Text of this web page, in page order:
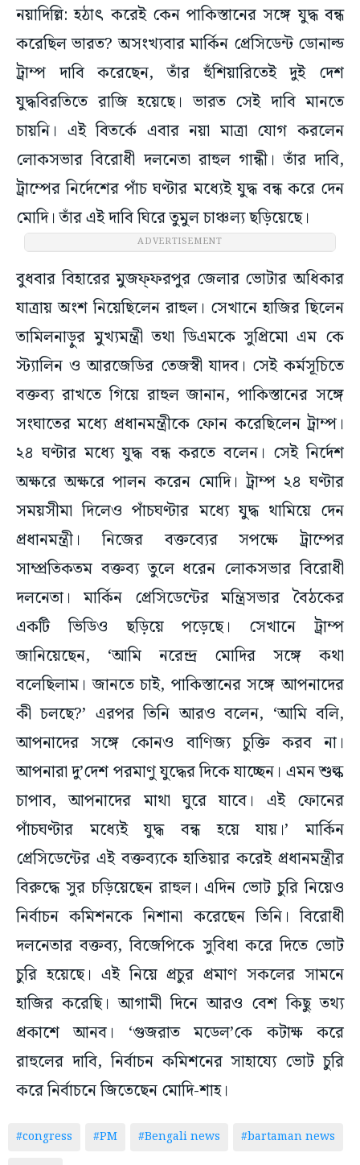
নয়াদিল্লি: হঠাৎ করেই কেন পাকিস্তানের সঙ্গে যুদ্ধ বন্ধ
করেছিল ভারত? অসংখ্যবার মার্কিন প্রেসিডেন্ট ডোনাল্ড
ট্রাম্প দাবি করেছেন, তাঁর হুঁশিয়ারিতেই দুই দেশ
যুদ্ধবিরতিতে রাজি হয়েছে। ভারত সেই দাবি মানতে
চায়নি। এই বিতর্কে এবার নয়া মাত্রা যোগ করলেন
লোকসভার বিরোধী দলনেতা রাহুল গান্ধী। তাঁর দাবি,
ট্রাম্পের নির্দেশের পাঁচ ঘণ্টার মধ্যেই যুদ্ধ বন্ধ করে দেন
মোদি। তাঁর এই দাবি ঘিরে তুমুল চাঞ্চল্য ছড়িয়েছে।
ADVERTISEMENT
বুধবার বিহারের মুজফ্ফরপুর জেলার ভোটার অধিকার
যাত্রায় অংশ নিয়েছিলেন রাহুল। সেখানে হাজির ছিলেন
তামিলনাড়ুর মুখ্যমন্ত্রী তথা ডিএমকে সুপ্রিমো এম কে
স্ট্যালিন ও আরজেডির তেজস্বী যাদব। সেই কর্মসূচিতে
বক্তব্য রাখতে গিয়ে রাহুল জানান, পাকিস্তানের সঙ্গে
সংঘাতের মধ্যে প্রধানমন্ত্রীকে ফোন করেছিলেন ট্রাম্প।
২৪ ঘণ্টার মধ্যে যুদ্ধ বন্ধ করতে বলেন। সেই নির্দেশ
অক্ষরে অক্ষরে পালন করেন মোদি। ট্রাম্প ২৪ ঘণ্টার
সময়সীমা দিলেও পাঁচঘণ্টার মধ্যে যুদ্ধ থামিয়ে দেন
প্রধানমন্ত্রী। নিজের বক্তব্যের সপক্ষে ট্রাম্পের
সাম্প্রতিকতম বক্তব্য তুলে ধরেন লোকসভার বিরোধী
দলনেতা। মার্কিন প্রেসিডেন্টের মন্ত্রিসভার বৈঠকের
একটি ভিডিও ছড়িয়ে পড়েছে। সেখানে ট্রাম্প
জানিয়েছেন, ‘আমি নরেন্দ্র মোদির সঙ্গে কথা
বলেছিলাম। জানতে চাই, পাকিস্তানের সঙ্গে আপনাদের
কী চলছে?’ এরপর তিনি আরও বলেন, ‘আমি বলি,
আপনাদের সঙ্গে কোনও বাণিজ্য চুক্তি করব না।
আপনারা দু’দেশ পরমাণু যুদ্ধের দিকে যাচ্ছেন। এমন শুল্ক
চাপাব, আপনাদের মাথা ঘুরে যাবে। এই ফোনের
পাঁচঘণ্টার মধ্যেই যুদ্ধ বন্ধ হয়ে যায়।’ মার্কিন
প্রেসিডেন্টের এই বক্তব্যকে হাতিয়ার করেই প্রধানমন্ত্রীর
বিরুদ্ধে সুর চড়িয়েছেন রাহুল। এদিন ভোট চুরি নিয়েও
নির্বাচন কমিশনকে নিশানা করেছেন তিনি। বিরোধী
দলনেতার বক্তব্য, বিজেপিকে সুবিধা করে দিতে ভোট
চুরি হয়েছে। এই নিয়ে প্রচুর প্রমাণ সকলের সামনে
হাজির করেছি। আগামী দিনে আরও বেশ কিছু তথ্য
প্রকাশে আনব। ‘গুজরাত মডেল’কে কটাক্ষ করে
রাহুলের দাবি, নির্বাচন কমিশনের সাহায্যে ভোট চুরি
করে নির্বাচনে জিতেছেন মোদি-শাহ।
#congress #PM #Bengali news
#bartaman news